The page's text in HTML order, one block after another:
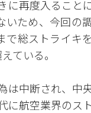
に再度入ること
いため、今回の
で総ストライキ
ている。
は中断され、中
に航空業界のス